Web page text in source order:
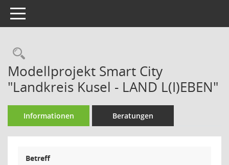
Toggle navigation
Rechercheauswahl
Modellprojekt Smart City
"Landkreis Kusel - LAND L(I)EBEN"
Informationen Beratungen
Betreff